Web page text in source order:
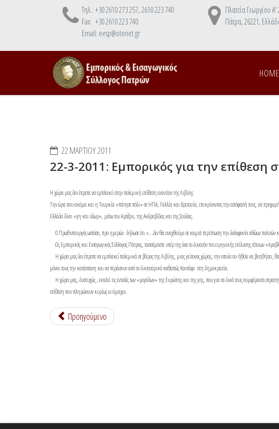
Τηλ.: +30 2610 273 257, 2610 223 740
Fax: +30 2610 223 740
Email: eesp@otenet.gr
Πλατεία Γεωργίου Α'
Πάτρα, 26221,
HOME
22 ΜΑΡΤΊΟΥ 2011
22-3-2011: Εμπορικός για την επίθεση
Η χώρα μας δεν έπρεπε να εμπλακεί στην πολεμική επίθεση εναντίον της Λιβύης
Την ώρα που ακόμα και η Τουρκία «πάτησε πόδι» σε ΗΠΑ, Γαλλία και Βρετανία, επικρίνοντας την απόφασή τους, να
Ελλάδα δίνει «γη και ύδωρ», μέσω του Αράξου, της Ανδραβίδας και της Σούδας.
Ο Πρωθυπουργός ωστόσο, προ ημερών δήλωσε ότι «...δεν θα ανεχθούμε σε καμιά περίπτωση την δολοφονία αθώων πολιτών
Ως Εμπορικός και Εισαγωγικός Σύλλογος Πάτρας, τασσόμαστε υπέρ της όσο το δυνατόν πιο ειρηνικής επίλυσης τέτοιων
Η χώρα μας δεν έπρεπε να εμπλακεί πολεμικά σε βάρος της Λιβύης, μιας γείτονος χώρας, την οποία αν ήθελε να
μόνοι τους την κατάσταση και να περάσουν από το δικτατορικό καθεστώς Καντάφι στη δημοκρατία.
Η χώρα μας, δυστυχώς , εκτελεί τις εντολές των «μεγάλων» της Ευρώπης και της γης, που για τα δικά τους συμφέροντα
επίθεση που πληρώνουν κυρίως οι άμαχοι.
Προηγούμενο